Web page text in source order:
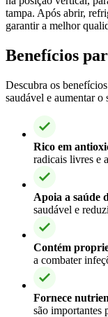
tampa. Após abrir,
garantir a melhor
Benefícios
Descubra os
saudável e aumentar o
Rico em
radicais livres e
Apoia a saúde
saudável e
Contém
a combater
Fornece
são importantes